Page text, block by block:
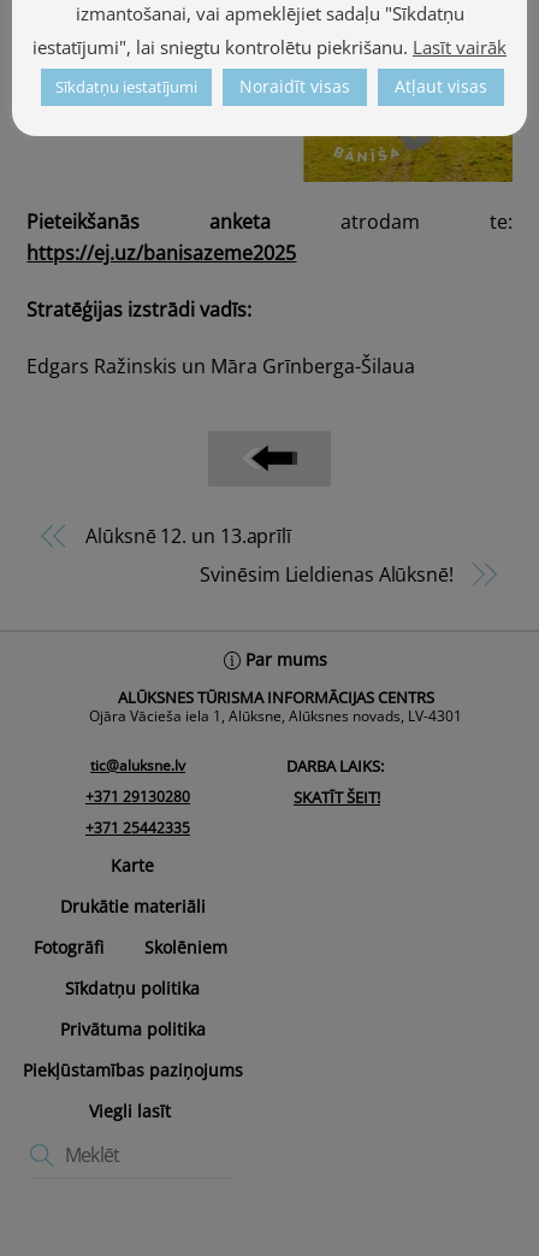
Pieteikšanās anketa atrodam te:
https://ej.uz/banisazeme2025
Stratēģijas izstrādi vadīs:
Edgars Ražinskis un Māra Grīnberga-Šilaua
Alūksnē 12. un 13.aprīlī
Svinēsim Lieldienas Alūksnē!
Par mums
ALŪKSNES TŪRISMA INFORMĀCIJAS CENTRS
Ojāra Vācieša iela 1, Alūksne, Alūksnes novads, LV-4301
tic@aluksne.lv
+371 29130280
+371 25442335
DARBA LAIKS:
SKATĪT ŠEIT!
Karte
Drukātie materiāli
Fotogrāfi
Skolēniem
Sīkdatņu politika
Privātuma politika
Piekļūstamības paziņojums
Viegli lasīt
izmantošanai, vai apmeklējiet sadaļu "Sīkdatņu
iestatījumi", lai sniegtu kontrolētu piekrišanu. Lasīt vairāk
Sīkdatņu iestatījumi Noraidīt visas Atļaut visas